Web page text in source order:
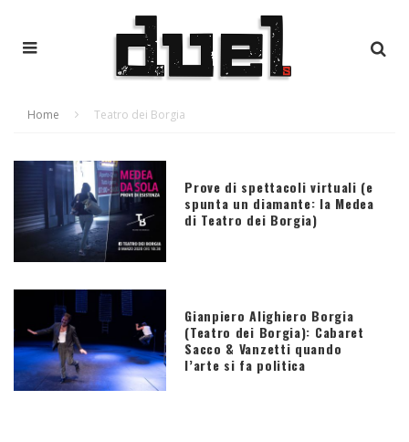
Home Teatro dei Borgia
Prove di spettacoli virtuali (e
spunta un diamante: la Medea
di Teatro dei Borgia)
Gianpiero Alighiero Borgia
(Teatro dei Borgia): Cabaret
Sacco & Vanzetti quando
l’arte si fa politica